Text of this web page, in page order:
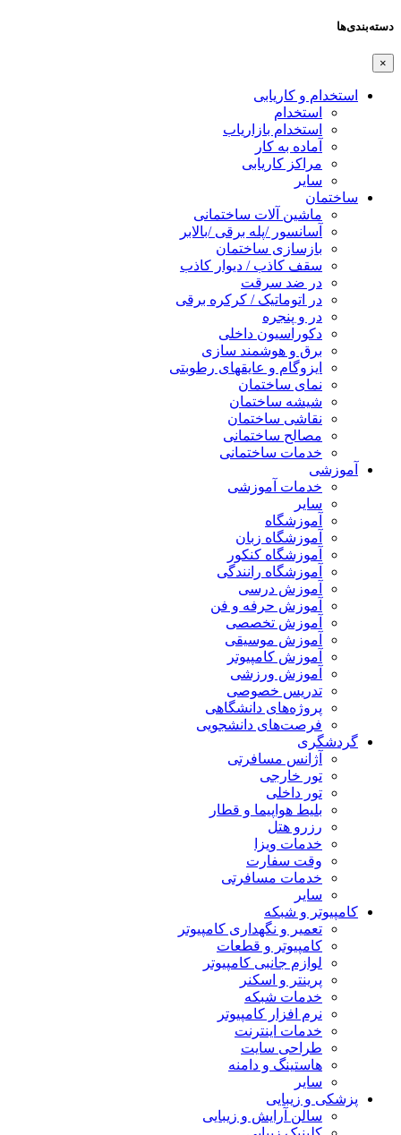
دسته‌بندی‌ها
×
استخدام و کاریابی
استخدام
استخدام بازاریاب
آماده به کار
مراکز کاریابی
سایر
ساختمان
ماشین آلات ساختمانی
آسانسور /پله برقی /بالابر
بازسازی ساختمان
سقف کاذب / دیوار کاذب
در ضد سرقت
در اتوماتیک / کرکره برقی
در و پنجره
دکوراسیون داخلی
برق و هوشمند سازی
ایزوگام و عایقهای رطوبتی
نمای ساختمان
شیشه ساختمان
نقاشی ساختمان
مصالح ساختمانی
خدمات ساختمانی
آموزشی
خدمات آموزشی
سایر
آموزشگاه
آموزشگاه زبان
آموزشگاه کنکور
آموزشگاه رانندگی
آموزش درسی
آموزش حرفه و فن
آموزش تخصصی
آموزش موسیقی
آموزش کامپیوتر
آموزش ورزشی
تدریس خصوصی
پروژه‌های دانشگاهی
فرصت‌های دانشجویی
گردشگری
آژانس مسافرتی
تور خارجی
تور داخلی
بلیط هواپیما و قطار
رزرو هتل
خدمات ویزا
وقت سفارت
خدمات مسافرتی
سایر
کامپیوتر و شبکه
تعمیر و نگهداری کامپیوتر
کامپیوتر و قطعات
لوازم جانبی کامپیوتر
پرینتر و اسکنر
خدمات شبکه
نرم افزار کامپیوتر
خدمات اینترنت
طراحی سایت
هاستینگ و دامنه
سایر
پزشکی و زیبایی
سالن آرایش و زیبایی